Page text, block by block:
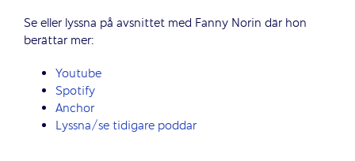
Se eller lyssna på avsnittet med Fanny Norin där hon
berättar mer:
Youtube
Spotify
Anchor
Lyssna/se tidigare poddar